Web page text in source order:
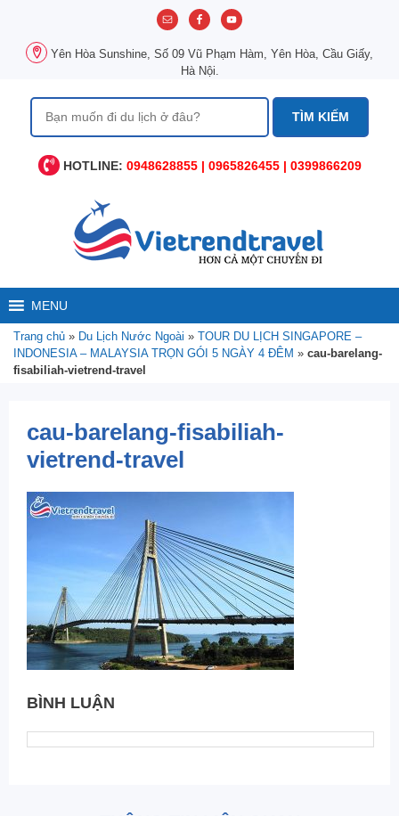
Yên Hòa Sunshine, Số 09 Vũ Phạm Hàm, Yên Hòa, Cầu Giấy,
Hà Nội.
Tìm
kiếm
HOTLINE: 0948628855 | 0965826455 | 0399866209
MENU
Trang chủ » Du Lịch Nước Ngoài » TOUR DU LỊCH SINGAPORE –
INDONESIA – MALAYSIA TRỌN GÓI 5 NGÀY 4 ĐÊM » cau-barelang-
fisabiliah-vietrend-travel
cau-barelang-fisabiliah-
vietrend-travel
BÌNH LUẬN